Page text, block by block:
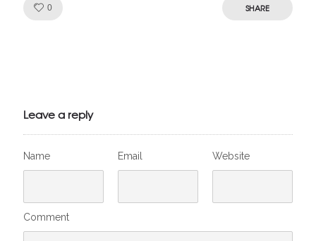
0 SHARE
Leave a reply
Name Email Website
Comment